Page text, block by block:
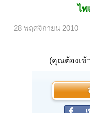
ไพ
28 พฤศจิกายน 2010
(คุณต้องเข้
เ